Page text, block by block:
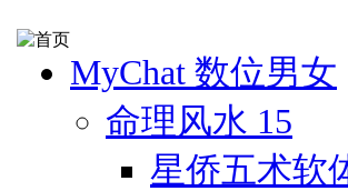
MyChat 数位男女
命理风水 15
星侨五术软